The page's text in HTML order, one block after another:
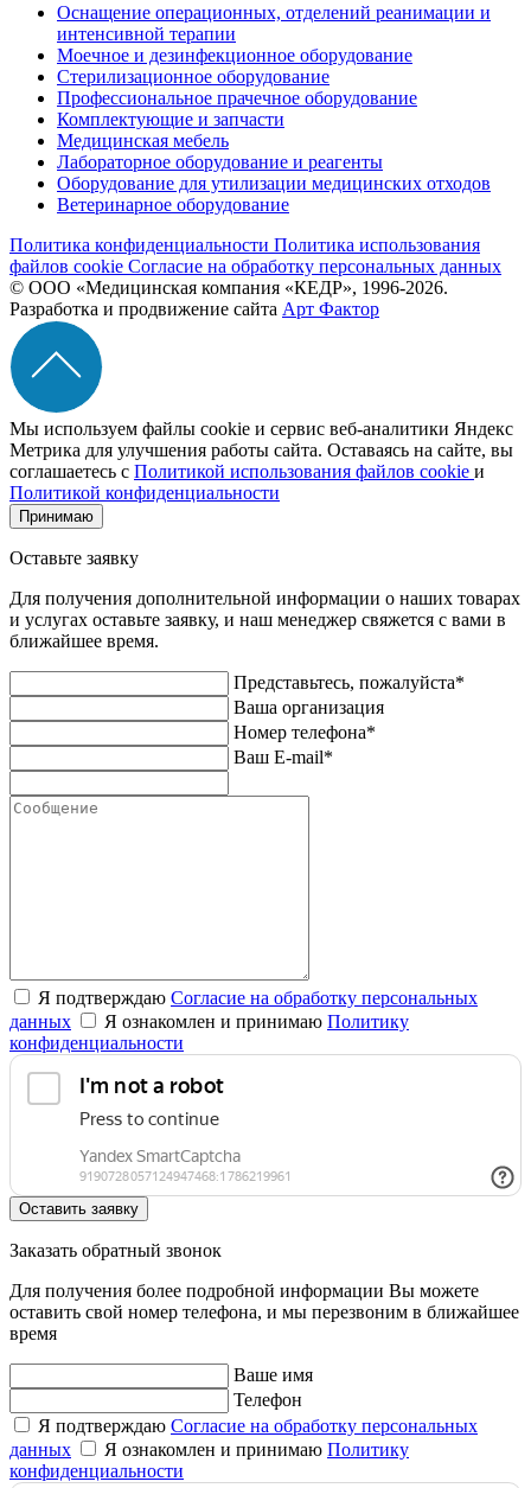
Оснащение операционных, отделений реанимации и
интенсивной терапии
Моечное и дезинфекционное оборудование
Стерилизационное оборудование
Профессиональное прачечное оборудование
Комплектующие и запчасти
Медицинская мебель
Лабораторное оборудование и реагенты
Оборудование для утилизации медицинских отходов
Ветеринарное оборудование
Политика конфиденциальности Политика использования
файлов cookie Согласие на обработку персональных данных
© ООО «Медицинская компания «КЕДР», 1996-2026.
Разработка и продвижение сайта Арт Фактор
Мы используем файлы cookie и сервис веб-аналитики Яндекс
Метрика для улучшения работы сайта. Оставаясь на сайте, вы
соглашаетесь с Политикой использования файлов cookie и
Политикой конфиденциальности
Принимаю
Оставьте заявку
Для получения дополнительной информации о наших товарах
и услугах оставьте заявку, и наш менеджер свяжется с вами в
ближайшее время.
Представьтесь, пожалуйста*
Ваша организация
Номер телефона*
Ваш E-mail*
Я подтверждаю Согласие на обработку персональных
данных
Я ознакомлен и принимаю Политику
конфиденциальности
Оставить заявку
Заказать обратный звонок
Для получения более подробной информации Вы можете
оставить свой номер телефона, и мы перезвоним в ближайшее
время
Ваше имя
Телефон
Я подтверждаю Согласие на обработку персональных
данных
Я ознакомлен и принимаю Политику
конфиденциальности